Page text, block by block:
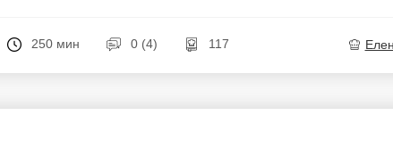
250 мин 0 (4) 117